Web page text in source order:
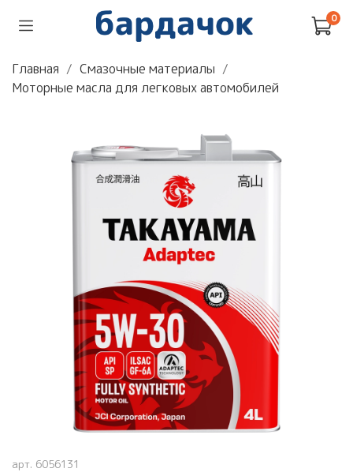
0
Главная
Смазочные материалы
Моторные масла для легковых автомобилей
арт. 6056131